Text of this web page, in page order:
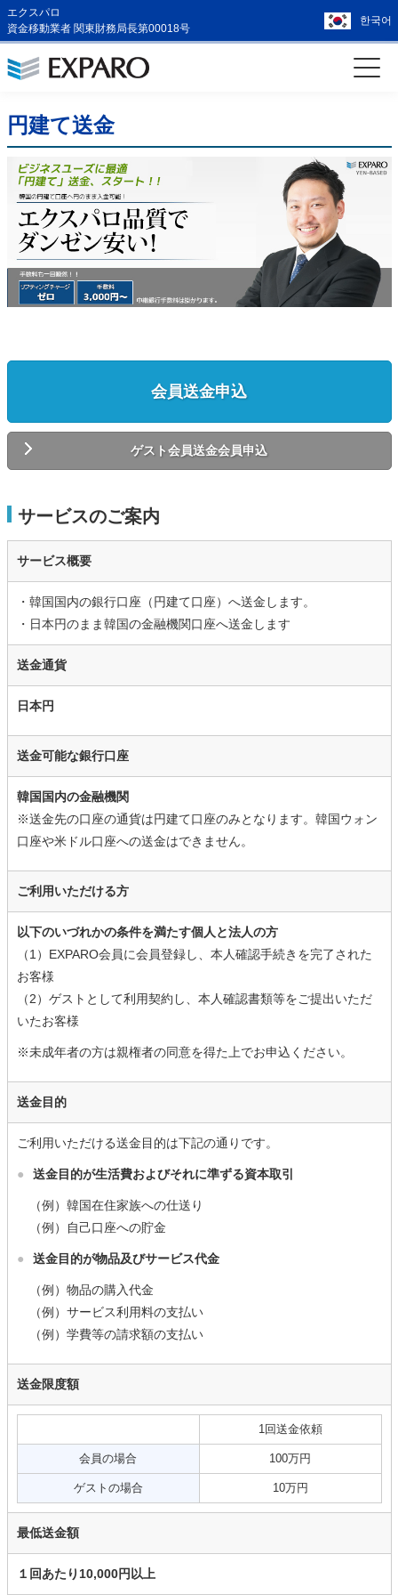
エクスパロ
資金移動業者 関東財務局長第00018号
한국어
円建て送金
会員送金申込
ゲスト会員送金会員申込
サービスのご案内
サービス概要
・韓国国内の銀行口座（円建て口座）へ送金します。
・日本円のまま韓国の金融機関口座へ送金します
送金通貨
日本円
送金可能な銀行口座
韓国国内の金融機関
※送金先の口座の通貨は円建て口座のみとなります。韓国ウォン
口座や米ドル口座への送金はできません。
ご利用いただける方
以下のいづれかの条件を満たす個人と法人の方
（1）EXPARO会員に会員登録し、本人確認手続きを完了された
お客様
（2）ゲストとして利用契約し、本人確認書類等をご提出いただ
いたお客様
※未成年者の方は親権者の同意を得た上でお申込ください。
送金目的
ご利用いただける送金目的は下記の通りです。
● 送金目的が生活費およびそれに準ずる資本取引
（例）韓国在住家族への仕送り
（例）自己口座への貯金
● 送金目的が物品及びサービス代金
（例）物品の購入代金
（例）サービス利用料の支払い
（例）学費等の請求額の支払い
送金限度額
1回送金依頼
会員の場合 100万円
ゲストの場合 10万円
最低送金額
１回あたり10,000円以上